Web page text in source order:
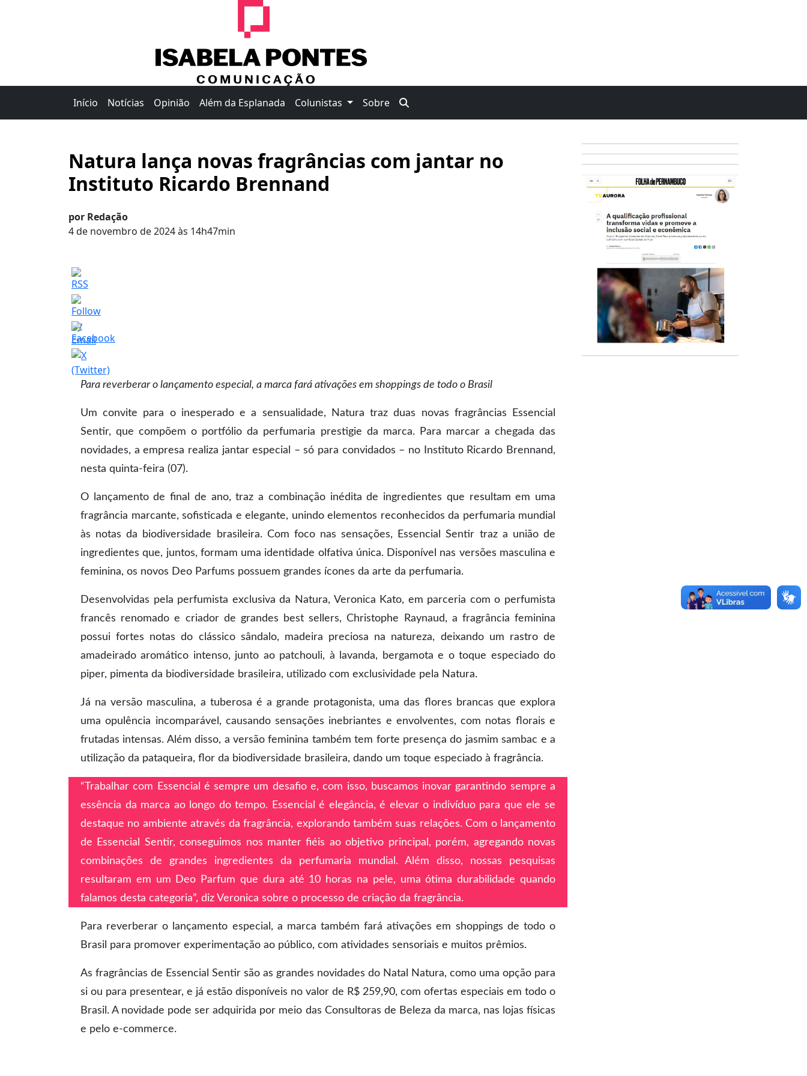
Início Notícias Opinião Além da Esplanada Colunistas Sobre
Natura lança novas fragrâncias com jantar no
Instituto Ricardo Brennand
por Redação
4 de novembro de 2024 às 14h47min
Para reverberar o lançamento especial, a marca fará ativações em shoppings de todo o Brasil
Um convite para o inesperado e a sensualidade, Natura traz duas novas fragrâncias Essencial
Sentir, que compõem o portfólio da perfumaria prestigie da marca. Para marcar a chegada das
novidades, a empresa realiza jantar especial – só para convidados – no Instituto Ricardo Brennand,
nesta quinta-feira (07).
O lançamento de final de ano, traz a combinação inédita de ingredientes que resultam em uma
fragrância marcante, sofisticada e elegante, unindo elementos reconhecidos da perfumaria mundial
às notas da biodiversidade brasileira. Com foco nas sensações, Essencial Sentir traz a união de
ingredientes que, juntos, formam uma identidade olfativa única. Disponível nas versões masculina e
feminina, os novos Deo Parfums possuem grandes ícones da arte da perfumaria.
Desenvolvidas pela perfumista exclusiva da Natura, Veronica Kato, em parceria com o perfumista
francês renomado e criador de grandes best sellers, Christophe Raynaud, a fragrância feminina
possui fortes notas do clássico sândalo, madeira preciosa na natureza, deixando um rastro de
amadeirado aromático intenso, junto ao patchouli, à lavanda, bergamota e o toque especiado do
piper, pimenta da biodiversidade brasileira, utilizado com exclusividade pela Natura.
Já na versão masculina, a tuberosa é a grande protagonista, uma das flores brancas que explora
uma opulência incomparável, causando sensações inebriantes e envolventes, com notas florais e
frutadas intensas. Além disso, a versão feminina também tem forte presença do jasmim sambac e a
utilização da pataqueira, flor da biodiversidade brasileira, dando um toque especiado à fragrância.
“Trabalhar com Essencial é sempre um desafio e, com isso, buscamos inovar garantindo sempre a
essência da marca ao longo do tempo. Essencial é elegância, é elevar o indivíduo para que ele se
destaque no ambiente através da fragrância, explorando também suas relações. Com o lançamento
de Essencial Sentir, conseguimos nos manter fiéis ao objetivo principal, porém, agregando novas
combinações de grandes ingredientes da perfumaria mundial. Além disso, nossas pesquisas
resultaram em um Deo Parfum que dura até 10 horas na pele, uma ótima durabilidade quando
falamos desta categoria”, diz Veronica sobre o processo de criação da fragrância.
Para reverberar o lançamento especial, a marca também fará ativações em shoppings de todo o
Brasil para promover experimentação ao público, com atividades sensoriais e muitos prêmios.
As fragrâncias de Essencial Sentir são as grandes novidades do Natal Natura, como uma opção para
si ou para presentear, e já estão disponíveis no valor de R$ 259,90, com ofertas especiais em todo o
Brasil. A novidade pode ser adquirida por meio das Consultoras de Beleza da marca, nas lojas físicas
e pelo e-commerce.